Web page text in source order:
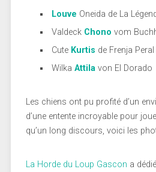
Louve Oneida de La
Valdeck Chono vom
Cute Kurtis de Frenja Peral
WilkaAttila von El Dorado
Les chiens ont pu profité d’un
d’une entente incroyable pour
qu’un long discours, voici les
La Horde du Loup Gascon a